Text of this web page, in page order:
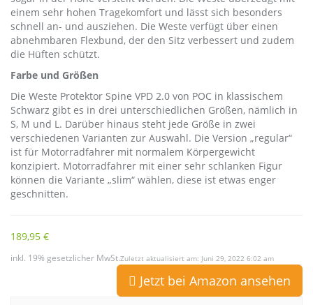
einem sehr hohen Tragekomfort und lässt sich besonders
schnell an- und ausziehen. Die Weste verfügt über einen
abnehmbaren Flexbund, der den Sitz verbessert und zudem
die Hüften schützt.
Farbe und Größen
Die Weste Protektor Spine VPD 2.0 von POC in klassischem
Schwarz gibt es in drei unterschiedlichen Größen, nämlich in
S, M und L. Darüber hinaus steht jede Größe in zwei
verschiedenen Varianten zur Auswahl. Die Version „regular“
ist für Motorradfahrer mit normalem Körpergewicht
konzipiert. Motorradfahrer mit einer sehr schlanken Figur
können die Variante „slim“ wählen, diese ist etwas enger
geschnitten.
189,95 €
inkl. 19% gesetzlicher MwSt.Zuletzt aktualisiert am: Juni 29, 2022 6:02 am
Jetzt bei Amazon ansehen